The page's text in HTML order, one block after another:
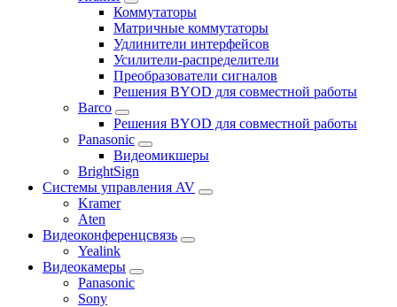
Коммутаторы
Матричные коммутаторы
Удлинители интерфейсов
Усилители-распределители
Преобразователи сигналов
Решения BYOD для совместной работы
Barco
Решения BYOD для совместной работы
Panasonic
Видеомикшеры
BrightSign
Системы управления AV
Kramer
Aten
Видеоконференцсвязь
Yealink
Видеокамеры
Panasonic
Sony